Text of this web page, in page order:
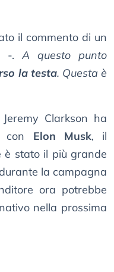
il commento di un
-.A questo punto
la testa. Questa è
Clarkson ha
con Elon Musk, il
è stato il più grande
la campagna
ora potrebbe
nella prossima